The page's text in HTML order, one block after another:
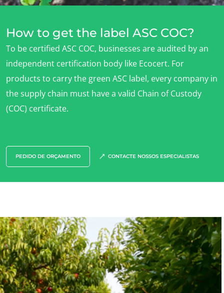
OS NOSSOS SECTORES DE ACTIVIDADE
Florestas
Produtos para cuidados do lar
Materiais duradouros
Inputs
How to get the label ASC COC?
To be certified ASC COC, businesses are audited by an
independent certification body like Ecocert. For
products to carry the green ASC label, every company in
the supply chain must have a valid Chain of Custody
(COC) certificate.
PEDIDO DE ORÇAMENTO CONTACTE NOSSOS ESPECIALISTAS